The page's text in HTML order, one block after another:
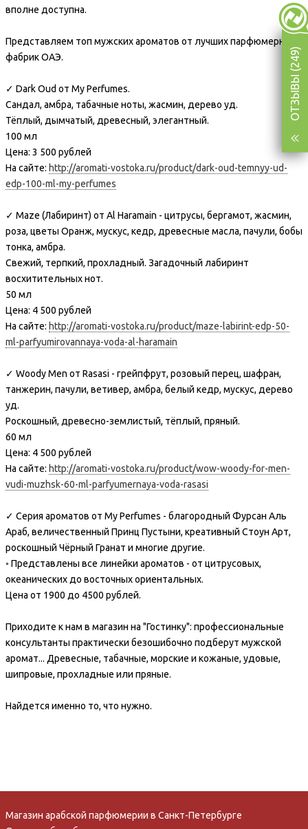
вполне доступна.
Представляем топ мужских ароматов от лучших парфюмерных
фабрик ОАЭ.
✓ Dark Oud от My Perfumes.
Сандал, амбра, табачные ноты, жасмин, дерево уд.
Тёплый, дымчатый, древесный, элегантный.
100 мл
Цена: 3 500 рублей
На сайте: http://aromati-vostoka.ru/product/dark-oud-temnyy-ud-
edp-100-ml-my-perfumes
✓ Maze (Лабиринт) от Al Haramain - цитрусы, бергамот, жасмин,
роза, цветы Оранж, мускус, кедр, древесные масла, пачули, бобы
тонка, амбра.
Свежий, терпкий, прохладный. Загадочный лабиринт
восхитительных нот.
50 мл
Цена: 4 500 рублей
На сайте: http://aromati-vostoka.ru/product/maze-labirint-edp-50-
ml-parfyumirovannaya-voda-al-haramain
✓ Woody Men от Rasasi - грейпфрут, розовый перец, шафран,
танжерин, пачули, ветивер, амбра, белый кедр, мускус, дерево
уд.
Роскошный, древесно-землистый, тёплый, пряный.
60 мл
Цена: 4 500 рублей
На сайте: http://aromati-vostoka.ru/product/wow-woody-for-men-
vudi-muzhsk-60-ml-parfyumernaya-voda-rasasi
✓ Серия ароматов от My Perfumes - благородный Фурсан Аль
Араб, величественный Принц Пустыни, креативный Стоун Арт,
роскошный Чёрный Гранат и многие другие.
◦ Представлены все линейки ароматов - от цитрусовых,
океанических до восточных ориентальных.
Цена от 1900 до 4500 рублей.
Приходите к нам в магазин на "Гостинку": профессиональные
консультанты практически безошибочно подберут мужской
аромат... Древесные, табачные, морские и кожаные, удовые,
шипровые, прохладные или пряные.
Найдется именно то, что нужно.
Магазин арабской парфюмерии в Санкт-Петербурге
ОТЗЫВЫ (249)